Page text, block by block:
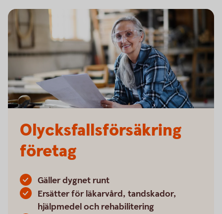
Olycksfallsförsäkring
företag
Gäller dygnet runt
Ersätter för läkarvård, tandskador,
hjälpmedel och rehabilitering